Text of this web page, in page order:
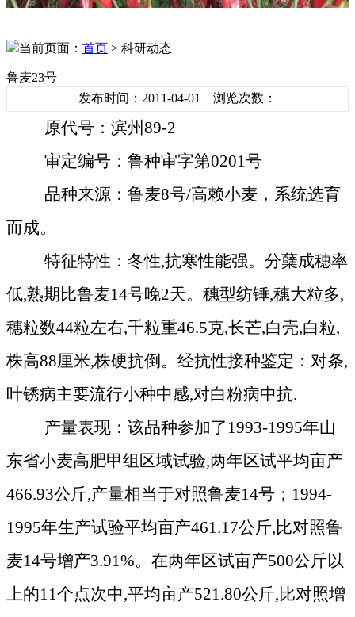
当前页面： 首页 > 科研动态
鲁麦23号
发布时间：2011-04-01 浏览次数：
原代号：滨州89-2
审定编号：鲁种审字第0201号
品种来源：鲁麦8号/高赖小麦，系统选育
而成。
特征特性：冬性,抗寒性能强。分蘖成穗率
低,熟期比鲁麦14号晚2天。穗型纺锤,穗大粒多,
穗粒数44粒左右,千粒重46.5克,长芒,白壳,白粒,
株高88厘米,株硬抗倒。经抗性接种鉴定：对条,
叶锈病主要流行小种中感,对白粉病中抗.
产量表现： 该品种参加了 1993-1995年山
东省小麦高肥甲组区域试验,两年区试平均亩产
466.93公斤,产量相当于对照鲁麦14号； 1994-
1995年生产试验平均亩产461.17公斤,比对照鲁
麦14号增产3.91%。在两年区试亩产500公斤以
上的11个点次中,平均亩产521.80公斤,比对照增